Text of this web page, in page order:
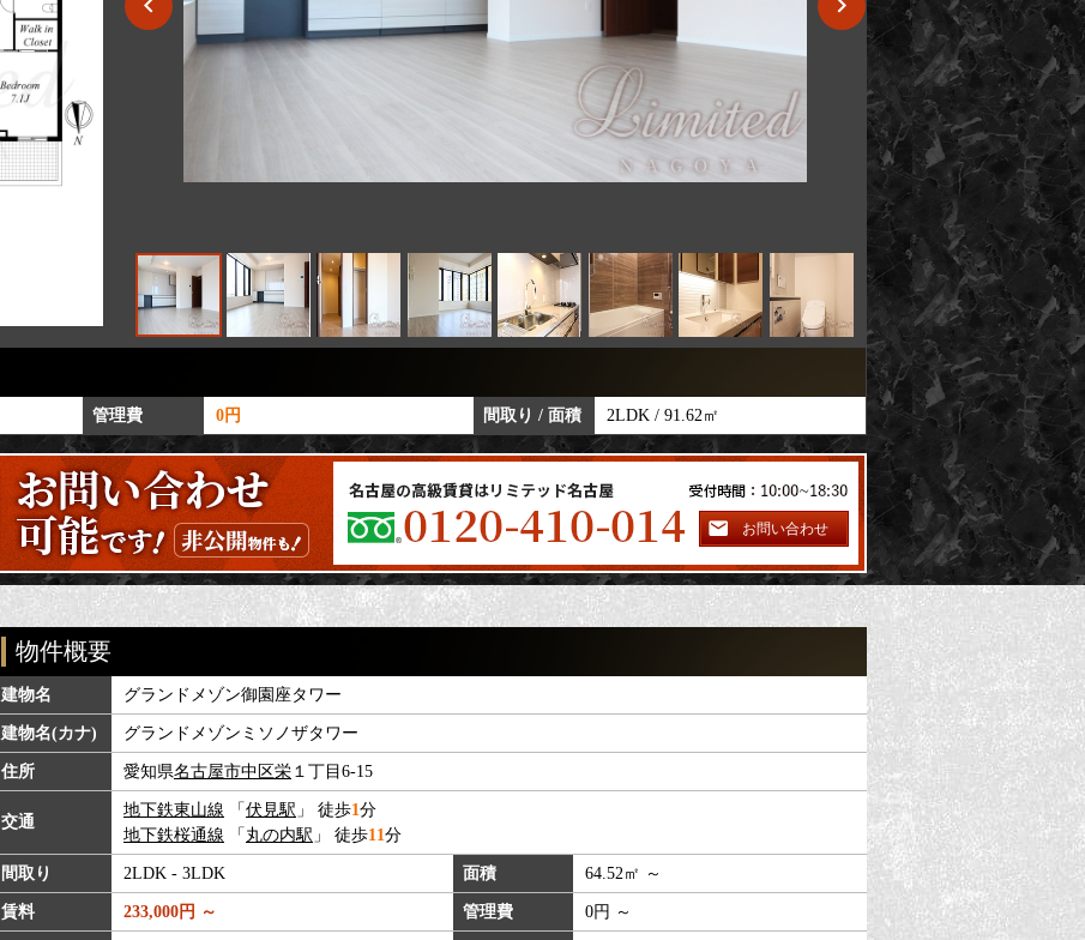
管理費 0円 間取り / 面積 2LDK / 91.62㎡
B typeの概要
賃料 900,000円
お問い合わせ
物件概要
建物名 グランドメゾン御園座タワー
建物名(カナ) グランドメゾンミソノザタワー
住所 愛知県名古屋市中区栄 １丁目6-15
交通
地下鉄東山線 「 伏見駅 」 徒歩1分
地下鉄桜通線 「 丸の内駅 」 徒歩11分
間取り 2LDK - 3LDK 面積 64.52㎡ ～
賃料 233,000円 ～ 管理費 0円 ～